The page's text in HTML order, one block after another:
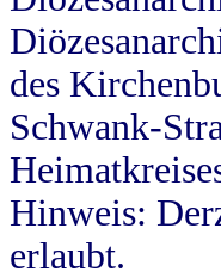
des
Schwank-
Hinweis:
erlaubt.